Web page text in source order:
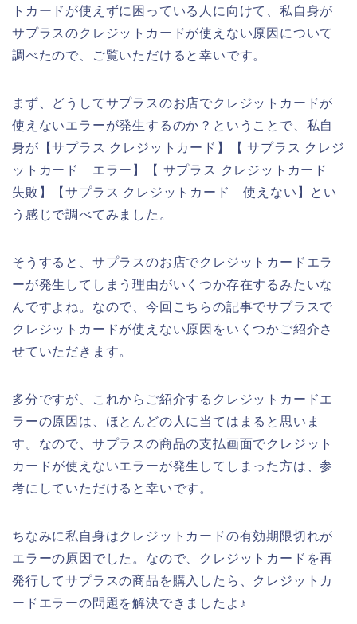
トカードが使えずに困っている人に向けて、私自身が
サプラスのクレジットカードが使えない原因について
調べたので、ご覧いただけると幸いです。
まず、どうしてサプラスのお店でクレジットカードが
使えないエラーが発生するのか？ということで、私自
身が【サプラス クレジットカード】【 サプラス クレジ
ットカード エラー】【 サプラス クレジットカード
失敗】【サプラス クレジットカード 使えない】とい
う感じで調べてみました。
そうすると、サプラスのお店でクレジットカードエラ
ーが発生してしまう理由がいくつか存在するみたいな
んですよね。なので、今回こちらの記事でサプラスで
クレジットカードが使えない原因をいくつかご紹介さ
せていただきます。
多分ですが、これからご紹介するクレジットカードエ
ラーの原因は、ほとんどの人に当てはまると思いま
す。なので、サプラスの商品の支払画面でクレジット
カードが使えないエラーが発生してしまった方は、参
考にしていただけると幸いです。
ちなみに私自身はクレジットカードの有効期限切れが
エラーの原因でした。なので、クレジットカードを再
発行してサプラスの商品を購入したら、クレジットカ
ードエラーの問題を解決できましたよ♪